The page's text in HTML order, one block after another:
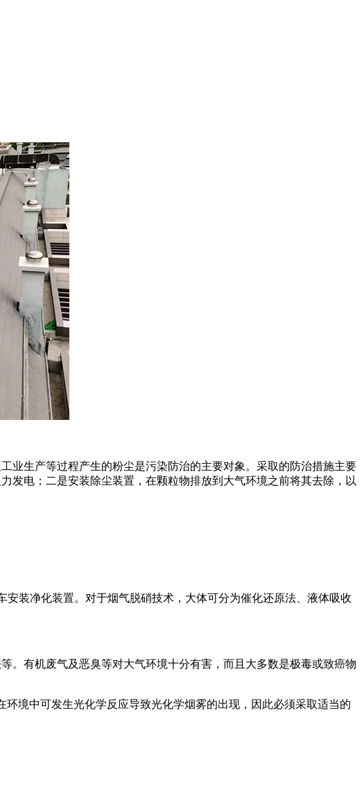
业生产等过程产生的粉尘是污染防治的主要对象。采取的防治措施主要
发电；二是安装除尘装置，在颗粒物排放到大气环境之前将其去除，以
装净化装置。对于烟气脱硝技术，大体可分为催化还原法、液体吸收
。有机废气及恶臭等对大气环境十分有害，而且大多数是极毒或致癌物
境中可发生光化学反应导致光化学烟雾的出现，因此必须采取适当的